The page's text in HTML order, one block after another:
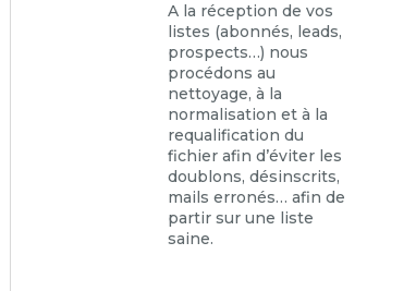
A la réception de vos
listes (abonnés, leads,
prospects…) nous
procédons au
nettoyage, à la
normalisation et à la
requalification du
fichier afin d’éviter les
doublons, désinscrits,
mails erronés… afin de
partir sur une liste
saine.